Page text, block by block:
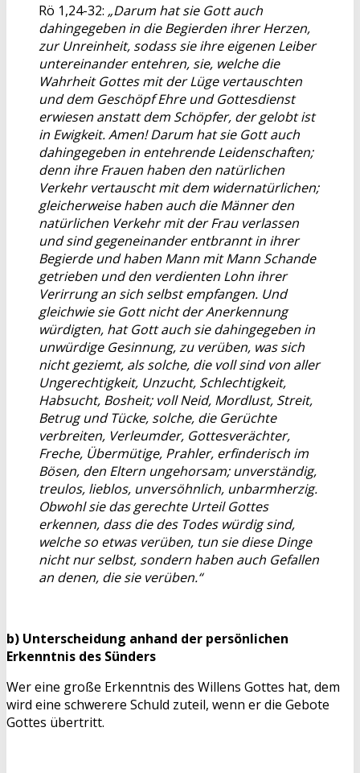
Rö 1,24-32: „Darum hat sie Gott auch
dahingegeben in die Begierden ihrer Herzen,
zur Unreinheit, sodass sie ihre eigenen Leiber
untereinander entehren, sie, welche die
Wahrheit Gottes mit der Lüge vertauschten
und dem Geschöpf Ehre und Gottesdienst
erwiesen anstatt dem Schöpfer, der gelobt ist
in Ewigkeit. Amen! Darum hat sie Gott auch
dahingegeben in entehrende Leidenschaften;
denn ihre Frauen haben den natürlichen
Verkehr vertauscht mit dem widernatürlichen;
gleicherweise haben auch die Männer den
natürlichen Verkehr mit der Frau verlassen
und sind gegeneinander entbrannt in ihrer
Begierde und haben Mann mit Mann Schande
getrieben und den verdienten Lohn ihrer
Verirrung an sich selbst empfangen. Und
gleichwie sie Gott nicht der Anerkennung
würdigten, hat Gott auch sie dahingegeben in
unwürdige Gesinnung, zu verüben, was sich
nicht geziemt, als solche, die voll sind von aller
Ungerechtigkeit, Unzucht, Schlechtigkeit,
Habsucht, Bosheit; voll Neid, Mordlust, Streit,
Betrug und Tücke, solche, die Gerüchte
verbreiten, Verleumder, Gottesverächter,
Freche, Übermütige, Prahler, erfinderisch im
Bösen, den Eltern ungehorsam; unverständig,
treulos, lieblos, unversöhnlich, unbarmherzig.
Obwohl sie das gerechte Urteil Gottes
erkennen, dass die des Todes würdig sind,
welche so etwas verüben, tun sie diese Dinge
nicht nur selbst, sondern haben auch Gefallen
an denen, die sie verüben.“
b) Unterscheidung anhand der persönlichen
Erkenntnis des Sünders
Wer eine große Erkenntnis des Willens Gottes hat, dem
wird eine schwerere Schuld zuteil, wenn er die Gebote
Gottes übertritt.